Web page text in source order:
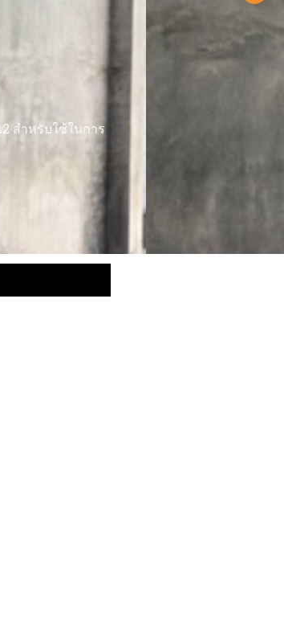
สำหรับใช้ในการ